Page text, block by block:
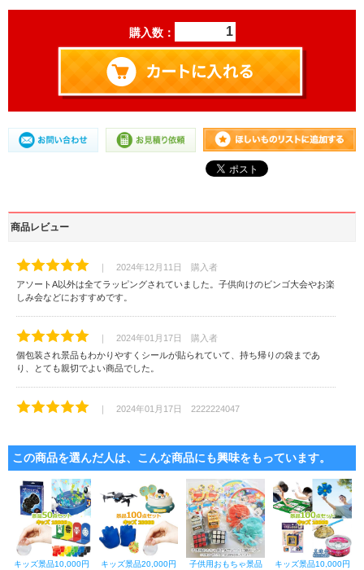
購入数：
商品レビュー
｜ 2024年12月11日 購入者
アソートA以外は全てラッピングされていました。子供向けのビンゴ大会やお楽
しみ会などにおすすめです。
｜ 2024年01月17日 購入者
個包装され景品もわかりやすくシールが貼られていて、持ち帰りの袋まであ
り、とても親切でよい商品でした。
｜ 2024年01月17日 2222224047
肝心のビンゴマシーンが無い！と焦りましたが、アプリが有るようで至れり尽
くせりです。
｜ 2023年09月06日 購入者
一つ一つ丁寧に商品名が書いたシールが貼られていてとても助かりました。
この商品を選んだ人は、こんな商品にも興味をもっています。
キッズ景品10,000円
キッズ景品20,000円
子供用おもちゃ景品
キッズ景品10,000円